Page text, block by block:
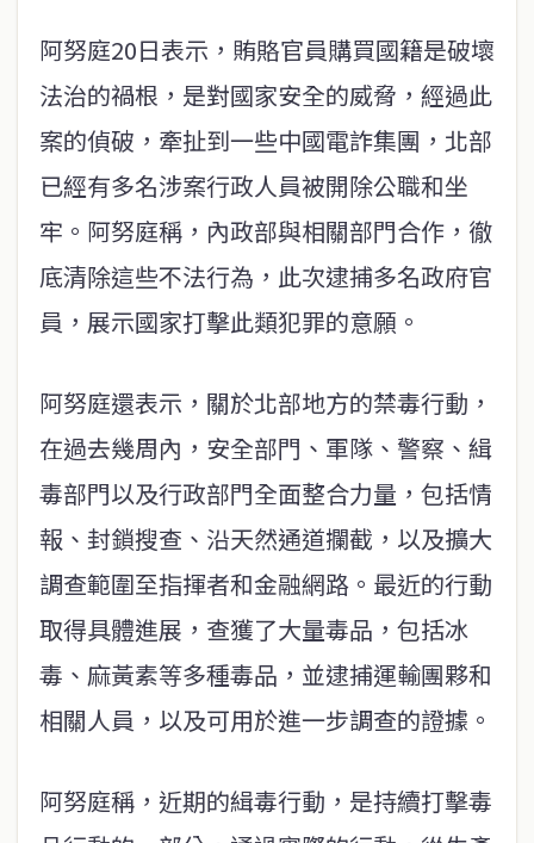
阿努庭20日表示，賄賂官員購買國籍是破壞
法治的禍根，是對國家安全的威脅，經過此
案的偵破，牽扯到一些中國電詐集團，北部
已經有多名涉案行政人員被開除公職和坐
牢。阿努庭稱，內政部與相關部門合作，徹
底清除這些不法行為，此次逮捕多名政府官
員，展示國家打擊此類犯罪的意願。
阿努庭還表示，關於北部地方的禁毒行動，
在過去幾周內，安全部門、軍隊、警察、緝
毒部門以及行政部門全面整合力量，包括情
報、封鎖搜查、沿天然通道攔截，以及擴大
調查範圍至指揮者和金融網路。最近的行動
取得具體進展，查獲了大量毒品，包括冰
毒、麻黃素等多種毒品，並逮捕運輸團夥和
相關人員，以及可用於進一步調查的證據。
阿努庭稱，近期的緝毒行動，是持續打擊毒